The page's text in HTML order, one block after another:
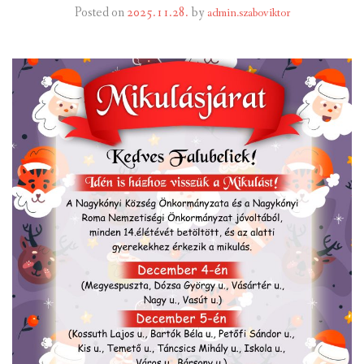
INFORMÁCIÓK
GALÉRIA
KAPCSOLAT
LETÖLTHETŐ NYOMTATVÁNYOK
VÁLASZTÁS 2026
TELEPÜLÉSIKÉPVISELŐI VAGYONNYILATKOZATOK – 2026.
ÉV
ROMA NEMZETISÉGI ÖNKORMÁNYZATI KÉPVISELŐK
VAGYONNYILATKOZATA – 2026. ÉV
Posted on2025.11.28.by admin.szaboviktor